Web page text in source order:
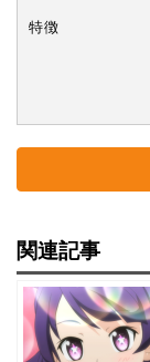
特徴
関連記事